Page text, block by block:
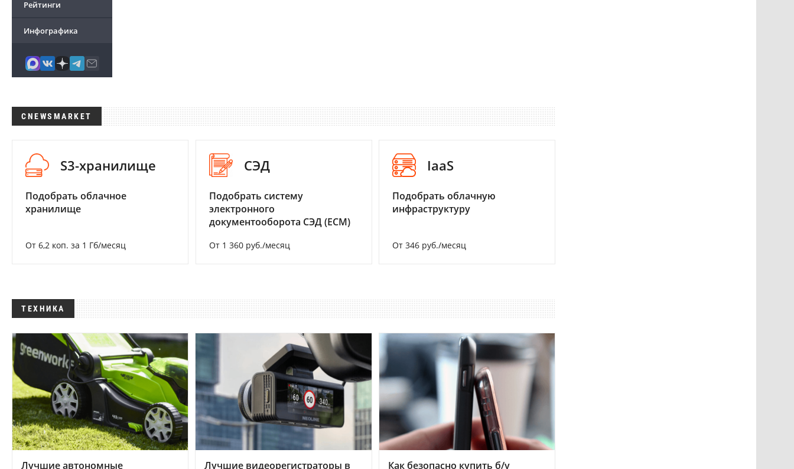
Рейтинги
Инфографика
CNEWSMARKET
S3-хранилище
Подобрать облачное
хранилище
От 6,2 коп. за 1 Гб/месяц
СЭД
Подобрать систему
электронного
документооборота СЭД (ECM)
От 1 360 руб./месяц
IaaS
Подобрать облачную
инфраструктуру
От 346 руб./месяц
ТЕХНИКА
Лучшие автономные
Лучшие видеорегистраторы в
Как безопасно купить б/у